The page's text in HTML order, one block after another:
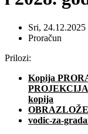
Sri, 24.12.2025
Proračun
Prilozi:
Kopija
kopija
vodic-za-